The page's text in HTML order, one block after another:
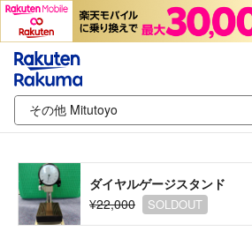
ダイヤルゲージスタンド
¥22,000
SOLDOUT